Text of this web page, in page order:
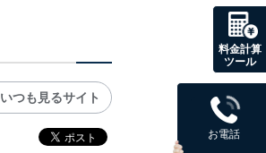
いつも見るサイト
料金計算
ツール
お電話